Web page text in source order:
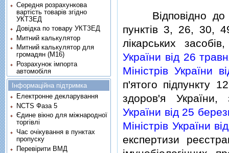
Вiдповiдно
пунктiв 3, 26, 30,
лiкарських
України вiд 26
Мiнiстрiв України
п'ятого пiдпункту
здоров'я України,
України вiд 25
Мiнiстрiв України
експертизи
Середня розрахункова
вартість товарів згідно
УКТЗЕД
Довідка по товару УКТЗЕД
Митний калькулятор
Митний калькулятор для
громадян (М16)
Розрахунок імпорта
автомобіля
Інформаційна підтримка
Електронне декларування
NCTS Фаза 5
Єдине вікно для міжнародної
торгівлі
Час очікування в пунктах
пропуску
Перевірити ВМД